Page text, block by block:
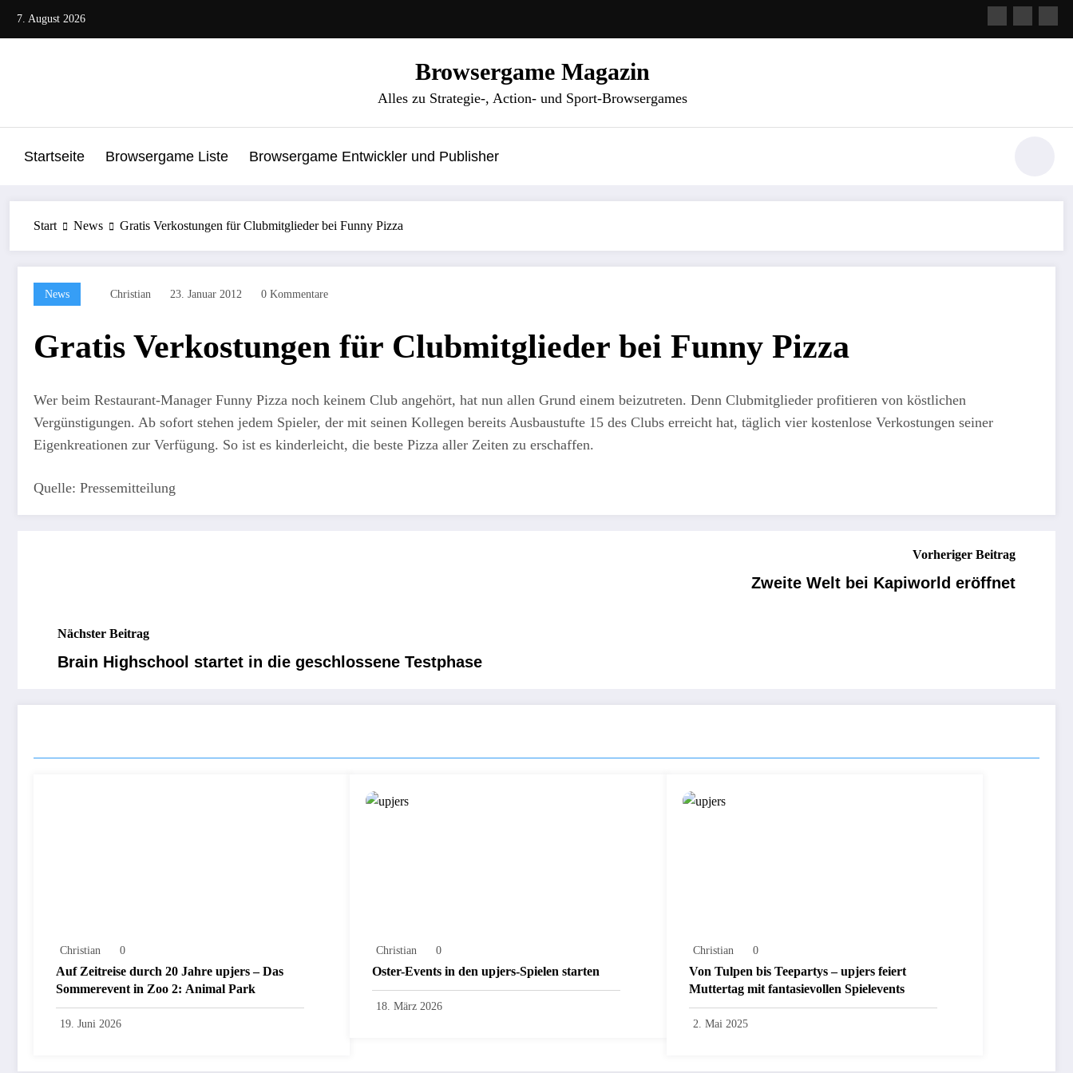
7. August 2026
Browsergame Magazin
Alles zu Strategie-, Action- und Sport-Browsergames
Startseite Browsergame Liste Browsergame Entwickler und Publisher
Start News Gratis Verkostungen für Clubmitglieder bei Funny Pizza
News Christian 23. Januar 2012 0 Kommentare
Gratis Verkostungen für Clubmitglieder bei Funny Pizza
Wer beim Restaurant-Manager Funny Pizza noch keinem Club angehört, hat nun allen Grund einem beizutreten. Denn Clubmitglieder profitieren von köstlichen
Vergünstigungen. Ab sofort stehen jedem Spieler, der mit seinen Kollegen bereits Ausbaustufte 15 des Clubs erreicht hat, täglich vier kostenlose Verkostungen seiner
Eigenkreationen zur Verfügung. So ist es kinderleicht, die beste Pizza aller Zeiten zu erschaffen.
Quelle: Pressemitteilung
Vorheriger Beitrag
Zweite Welt bei Kapiworld eröffnet
Nächster Beitrag
Brain Highschool startet in die geschlossene Testphase
Christian 0
Auf Zeitreise durch 20 Jahre upjers – Das
Sommerevent in Zoo 2: Animal Park
19. Juni 2026
Christian 0
Oster-Events in den upjers-Spielen starten
18. März 2026
Christian 0
Von Tulpen bis Teepartys – upjers feiert
Muttertag mit fantasievollen Spielevents
2. Mai 2025